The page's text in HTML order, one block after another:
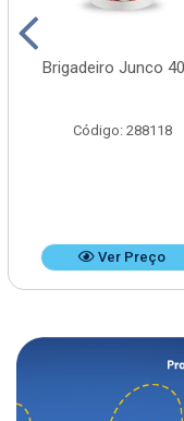
Brigadeiro Junco
Código: 288118
Ver Preço